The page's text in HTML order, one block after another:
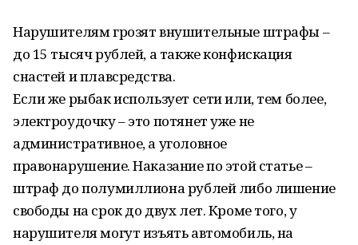
Нарушителям грозят внушительные штрафы –
до 15 тысяч рублей, а также конфискация
снастей и плавсредства.
Если же рыбак использует сети или, тем более,
электроудочку – это потянет уже не
административное, а уголовное
правонарушение. Наказание по этой статье –
штраф до полумиллиона рублей либо лишение
свободы на срок до двух лет. Кроме того, у
нарушителя могут изъять автомобиль, на